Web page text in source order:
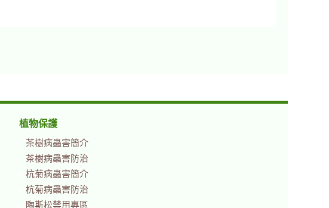
植物保護
茶樹病蟲害簡介
茶樹病蟲害防治
杭菊病蟲害簡介
杭菊病蟲害防治
陶斯松禁用專區